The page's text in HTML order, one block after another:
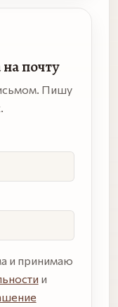
почту
Пишу
и принимаю
и